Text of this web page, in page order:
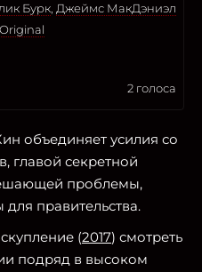
Бурк Джеймс МакДэниэл
2 голоса
объединяет усилия со
главой секретной
проблемы,
правительства.
(2017) смотреть
подряд в высоком